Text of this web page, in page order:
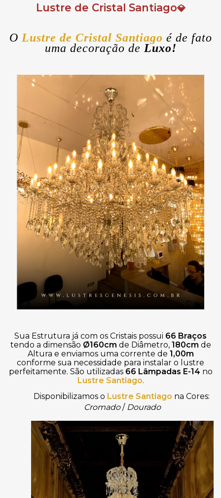
Lustre de Cristal Santiago💎
O Lustre de Cristal Santiago é de fato
uma decoração de Luxo!
Sua Estrutura já com os Cristais possui 66 Braços
tendo a dimensão Ø160cm de Diâmetro, 180cm de
Altura e enviamos uma corrente de 1,00m
conforme sua necessidade para instalar o lustre
perfeitamente. São utilizadas 66 Lâmpadas E-14 no
Lustre Santiago.
Disponibilizamos o Lustre Santiago na Cores:
Cromado/ Dourado